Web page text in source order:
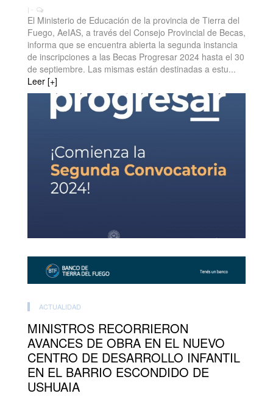
| -
El Ministerio de Educación de la provincia de Tierra del
Fuego, AeIAS, a través del Consejo Provincial de Becas,
informa que se encuentra abierta la segunda instancia
de inscripciones a las Becas Progresar 2024 hasta el 30
de septiembre. Las mismas están destinadas a estu...
Leer [+]
ACTUALIDAD
MINISTROS RECORRIERON
AVANCES DE OBRA EN EL NUEVO
CENTRO DE DESARROLLO INFANTIL
EN EL BARRIO ESCONDIDO DE
USHUAIA